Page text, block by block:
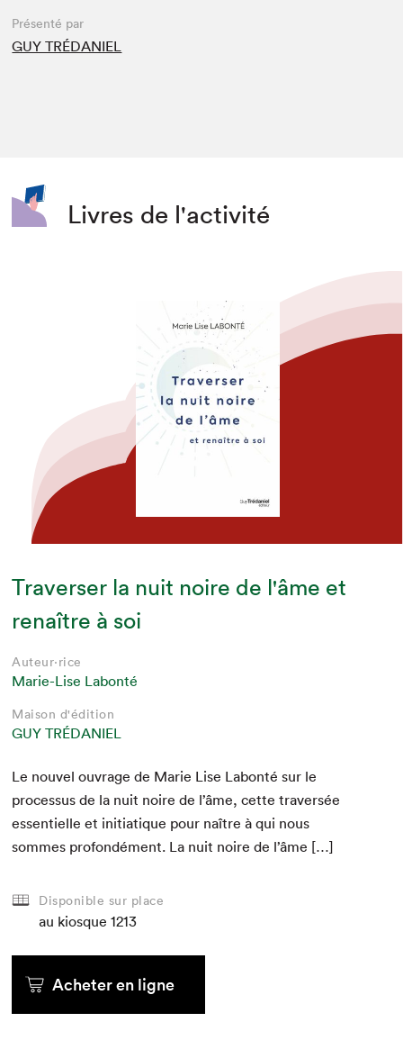
Présenté par
GUY TRÉDANIEL
Livres de l'activité
Traverser la nuit noire de l'âme et
renaître à soi
Auteur·rice
Marie-Lise Labonté
Maison d'édition
GUY TRÉDANIEL
Le nou­v­el ouvrage de Marie Lise Labon­té sur le
proces­sus de la nuit noire de l’âme, cette tra­ver­sée
essen­tielle et ini­ti­a­tique pour naître à qui nous
sommes pro­fondé­ment. La nuit noire de l’âme […]
Disponible sur place
au kiosque 1213
Acheter en ligne